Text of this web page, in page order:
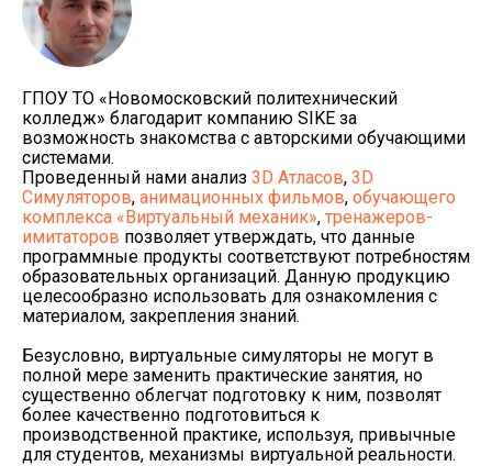
ГПОУ ТО «Новомосковский политехнический
колледж» благодарит компанию SIKE за
возможность знакомства с авторскими обучающими
системами.
Проведенный нами анализ 3D Атласов, 3D
Симуляторов, анимационных фильмов, обучающего
комплекса «Виртуальный механик», тренажеров-
имитаторов позволяет утверждать, что данные
программные продукты соответствуют потребностям
образовательных организаций. Данную продукцию
целесообразно использовать для ознакомления с
материалом, закрепления знаний.
Безусловно, виртуальные симуляторы не могут в
полной мере заменить практические занятия, но
существенно облегчат подготовку к ним, позволят
более качественно подготовиться к
производственной практике, используя, привычные
для студентов, механизмы виртуальной реальности.